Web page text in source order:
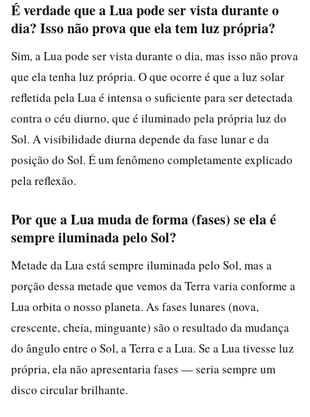
É verdade que a Lua pode ser vista durante o
dia? Isso não prova que ela tem luz própria?
Sim, a Lua pode ser vista durante o dia, mas isso não prova
que ela tenha luz própria. O que ocorre é que a luz solar
refletida pela Lua é intensa o suficiente para ser detectada
contra o céu diurno, que é iluminado pela própria luz do
Sol. A visibilidade diurna depende da fase lunar e da
posição do Sol. É um fenômeno completamente explicado
pela reflexão.
Por que a Lua muda de forma (fases) se ela é
sempre iluminada pelo Sol?
Metade da Lua está sempre iluminada pelo Sol, mas a
porção dessa metade que vemos da Terra varia conforme a
Lua orbita o nosso planeta. As fases lunares (nova,
crescente, cheia, minguante) são o resultado da mudança
do ângulo entre o Sol, a Terra e a Lua. Se a Lua tivesse luz
própria, ela não apresentaria fases — seria sempre um
disco circular brilhante.